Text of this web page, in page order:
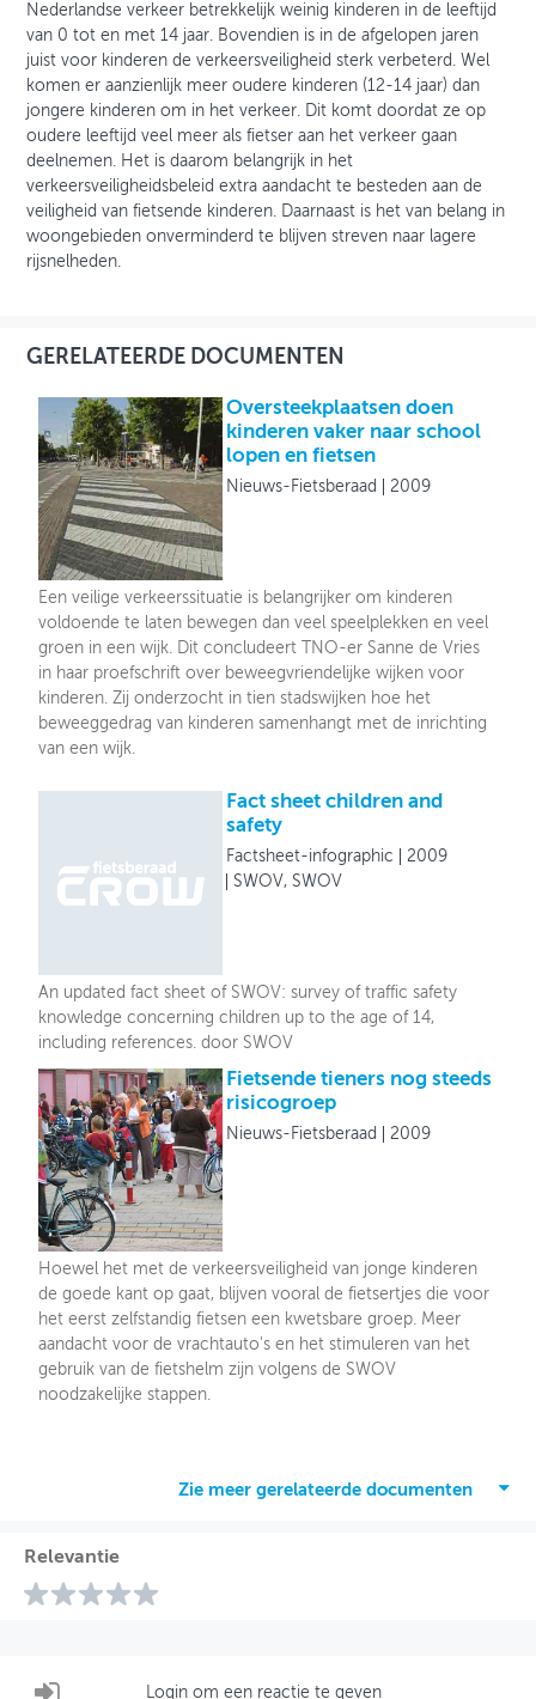
Nederlandse verkeer betrekkelijk weinig kinderen in de leeftijd
van 0 tot en met 14 jaar. Bovendien is in de afgelopen jaren
juist voor kinderen de verkeersveiligheid sterk verbeterd. Wel
komen er aanzienlijk meer oudere kinderen (12-14 jaar) dan
jongere kinderen om in het verkeer. Dit komt doordat ze op
oudere leeftijd veel meer als fietser aan het verkeer gaan
deelnemen. Het is daarom belangrijk in het
verkeersveiligheidsbeleid extra aandacht te besteden aan de
veiligheid van fietsende kinderen. Daarnaast is het van belang in
woongebieden onverminderd te blijven streven naar lagere
rijsnelheden.
GERELATEERDE DOCUMENTEN
Oversteekplaatsen doen
kinderen vaker naar school
lopen en fietsen
Nieuws-Fietsberaad 2009
Een veilige verkeerssituatie is belangrijker om kinderen
voldoende te laten bewegen dan veel speelplekken en veel
groen in een wijk. Dit concludeert TNO-er Sanne de Vries
in haar proefschrift over beweegvriendelijke wijken voor
kinderen. Zij onderzocht in tien stadswijken hoe het
beweeggedrag van kinderen samenhangt met de inrichting
van een wijk.
Fact sheet children and
safety
Factsheet-infographic
2009
SWOV, SWOV
An updated fact sheet of SWOV: survey of traffic safety
knowledge concerning children up to the age of 14,
including references. door SWOV
Fietsende tieners nog steeds
risicogroep
Nieuws-Fietsberaad 2009
Hoewel het met de verkeersveiligheid van jonge kinderen
de goede kant op gaat, blijven vooral de fietsertjes die voor
het eerst zelfstandig fietsen een kwetsbare groep. Meer
aandacht voor de vrachtauto's en het stimuleren van het
gebruik van de fietshelm zijn volgens de SWOV
noodzakelijke stappen.
Zie meer gerelateerde documenten
Relevantie
Login om een reactie te geven